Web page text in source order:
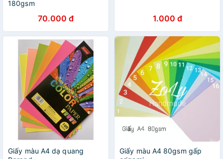
180gsm
70.000 đ 1.000 đ
Giấy màu A4 dạ quang
Giấy màu A4 80gsm gấp